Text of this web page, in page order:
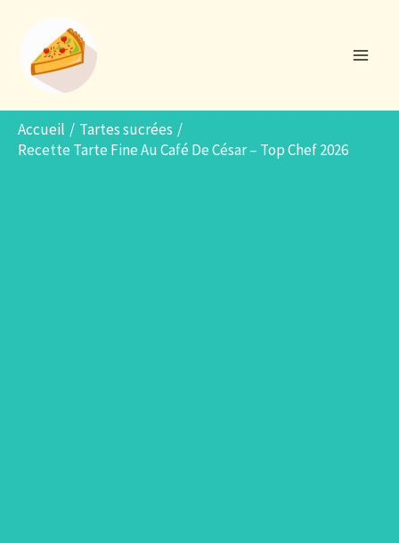
contenu
Accueil
Tartes sucrées
Recette Tarte Fine Au Café De César – Top Chef 2026